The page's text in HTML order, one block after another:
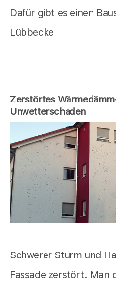
Dafür gibt es einen
Lübbecke
Zerstörtes
Unwetterschaden
Schwerer Sturm und
Fassade zerstört. Man